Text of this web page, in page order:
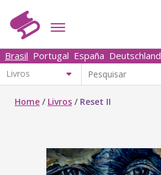
Brasil Portugal España Deutschland
Home / Livros / Reset II